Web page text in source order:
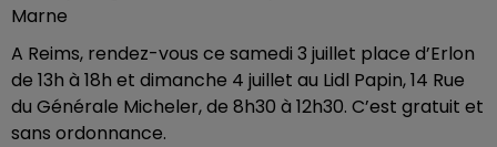
Marne
A Reims, rendez-vous ce samedi 3 juillet place d’Erlon
de 13h à 18h et dimanche 4 juillet au Lidl Papin, 14 Rue
du Générale Micheler, de 8h30 à 12h30. C’est gratuit et
sans ordonnance.